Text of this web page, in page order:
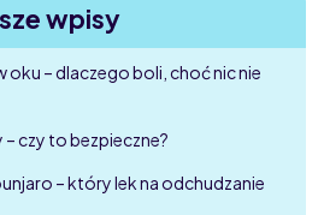
wpisy
oku – dlaczego boli, choć nic nie
czy to bezpieczne?
– który lek na odchudzanie